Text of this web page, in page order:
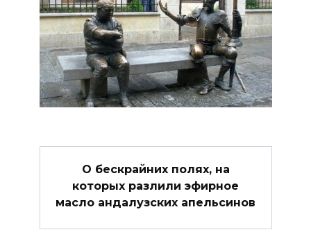
О бескрайних полях, на
которых разлили эфирное
масло андалузских апельсинов